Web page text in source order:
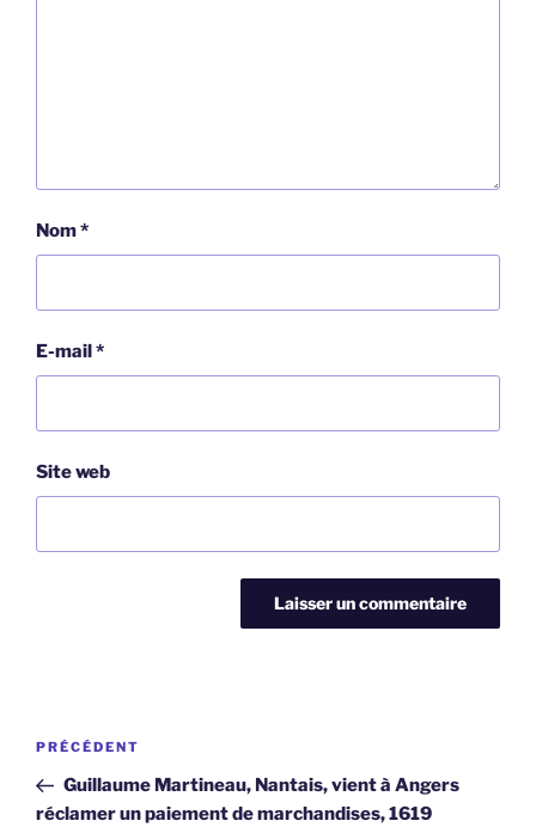
Nom*
E-mail*
Site web
Navigation
l’article
Article
précédent
PRÉCÉDENT
Guillaume Martineau, Nantais, vient à Angers
réclamer un paiement de marchandises, 1619